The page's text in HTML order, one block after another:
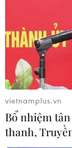
(TTXVN/
vietnamplus.vn
Bổ nhiệm
thanh,